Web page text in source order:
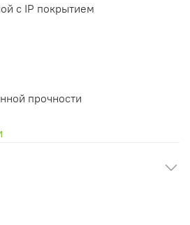
с IP покрытием
прочности